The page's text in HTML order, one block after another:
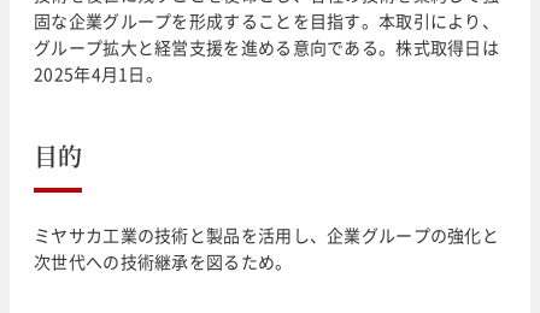
固な企業グループを形成することを目指す。本取引により、
グループ拡大と経営支援を進める意向である。株式取得日は
2025年4月1日。
目的
ミヤサカ工業の技術と製品を活用し、企業グループの強化と
次世代への技術継承を図るため。